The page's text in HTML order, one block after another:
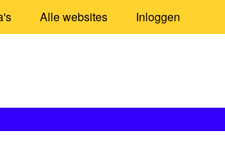
Alle websites Inloggen